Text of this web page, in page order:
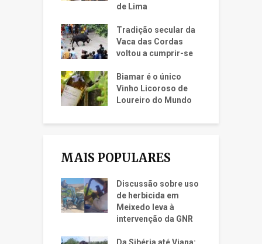
de Lima
Tradição secular da
Vaca das Cordas
voltou a cumprir-se
Biamar é o único
Vinho Licoroso de
Loureiro do Mundo
MAIS POPULARES
Discussão sobre uso
de herbicida em
Meixedo leva à
intervenção da GNR
Da Sibéria até Viana: